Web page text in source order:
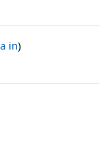
in)